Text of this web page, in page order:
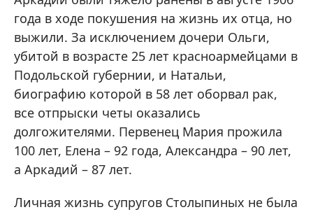
года в ходе покушения на жизнь их отца, но
выжили. За исключением дочери Ольги,
убитой в возрасте 25 лет красноармейцами в
Подольской губернии, и Натальи,
биографию которой в 58 лет оборвал рак,
все отпрыски четы оказались
долгожителями. Первенец Мария прожила
100 лет, Елена – 92 года, Александра – 90 лет,
а Аркадий – 87 лет.
Личная жизнь супругов Столыпиных не была